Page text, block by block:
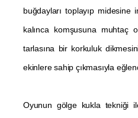
buğdayları toplayıp midesine
kalınca komşusuna muhtaç
tarlasına bir korkuluk
ekinlere sahip çıkmasıyla
Oyunun gölge kukla tekniği